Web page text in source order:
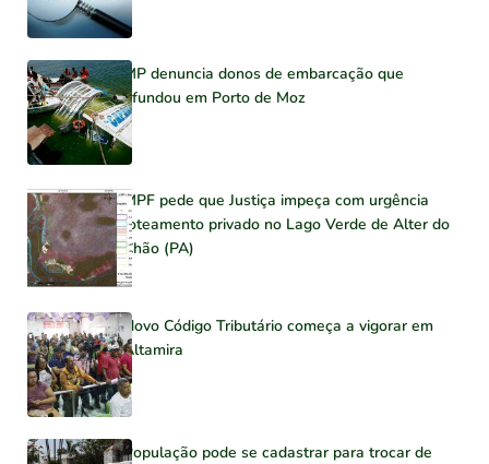
MP denuncia donos de embarcação que
afundou em Porto de Moz
MPF pede que Justiça impeça com urgência
loteamento privado no Lago Verde de Alter do
Chão (PA)
Novo Código Tributário começa a vigorar em
Altamira
População pode se cadastrar para trocar de